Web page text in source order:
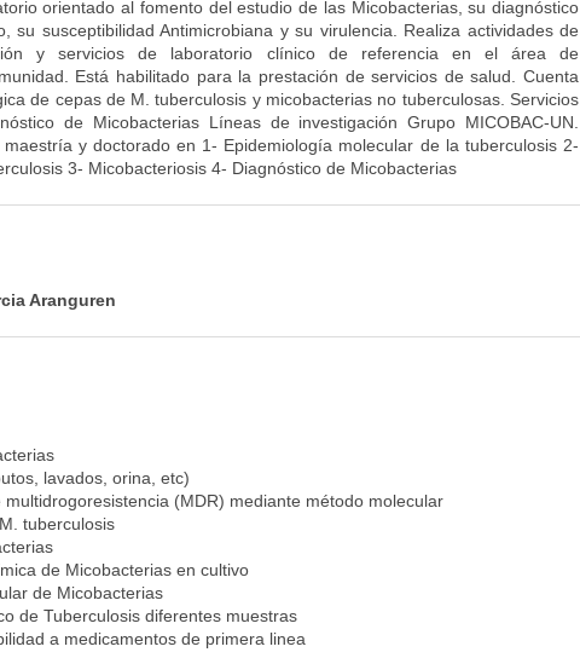
orientado al fomento del estudio de las Micobacterias, su diagnóstico
su susceptibilidad Antimicrobiana y su virulencia. Realiza actividades de
y servicios de laboratorio clínico de referencia en el área de
Está habilitado para la prestación de servicios de salud. Cuenta
de cepas de M. tuberculosis y micobacterias no tuberculosas. Servicios
de Micobacterias Líneas de investigación Grupo MICOBAC-UN.
y doctorado en 1- Epidemiología molecular de la tuberculosis 2-
3- Micobacteriosis 4- Diagnóstico de Micobacterias
Aranguren
lavados, orina, etc)
multidrogoresistencia (MDR) mediante método molecular
tuberculosis
de Micobacterias en cultivo
de Micobacterias
de Tuberculosis diferentes muestras
a medicamentos de primera linea